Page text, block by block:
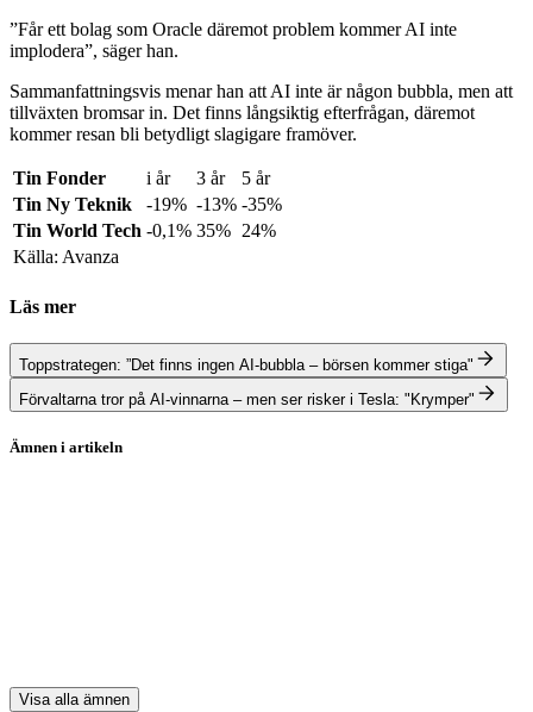
”Får ett bolag som Oracle däremot problem kommer AI inte
implodera”, säger han.
Sammanfattningsvis menar han att AI inte är någon bubbla, men att
tillväxten bromsar in. Det finns långsiktig efterfrågan, däremot
kommer resan bli betydligt slagigare framöver.
Tin Fonder i år 3 år
5 år
Tin Ny Teknik
-19% -13% -35%
Tin World Tech -0,1% 35% 24%
Källa: Avanza
Läs mer
Toppstrategen: ”Det finns ingen AI-bubbla – börsen kommer stiga"
Förvaltarna tror på AI-vinnarna – men ser risker i Tesla: "Krymper"
Ämnen i artikeln
Visa alla ämnen